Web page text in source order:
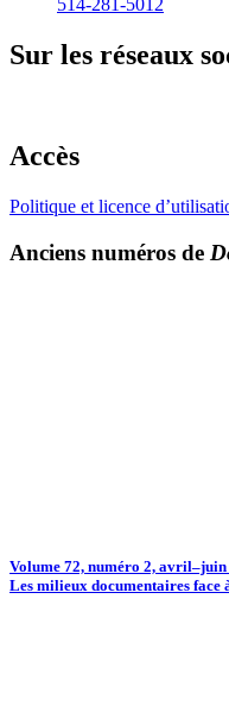
514-281-5012
Sur les réseaux
Accès
Politique et licence
Anciens numéros de
Volume 72, numéro 2, avril–juin
Les milieux documentaires face